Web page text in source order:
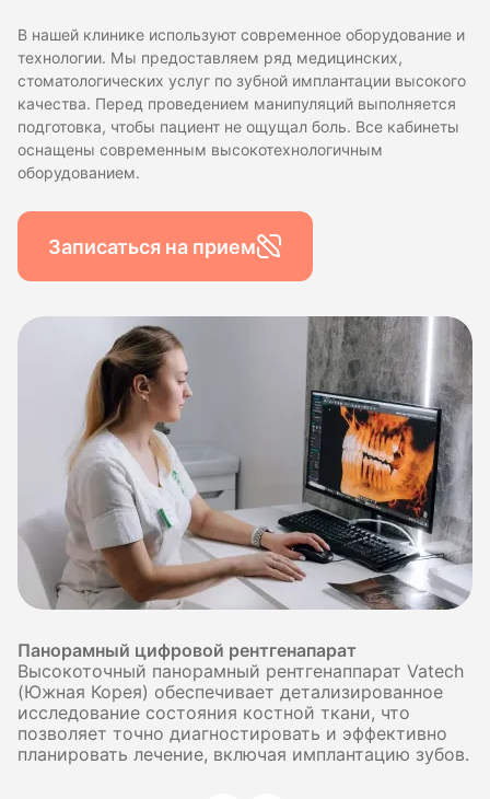
В нашей клинике используют современное оборудование и
технологии. Мы предоставляем ряд медицинских,
стоматологических услуг по зубной имплантации высокого
качества. Перед проведением манипуляций выполняется
подготовка, чтобы пациент не ощущал боль. Все кабинеты
оснащены современным высокотехнологичным
оборудованием.
Записаться на прием
Панорамный цифровой рентгенапарат
Высокоточный панорамный рентгенаппарат Vatech
(Южная Корея) обеспечивает детализированное
исследование состояния костной ткани, что
позволяет точно диагностировать и эффективно
планировать лечение, включая имплантацию зубов.